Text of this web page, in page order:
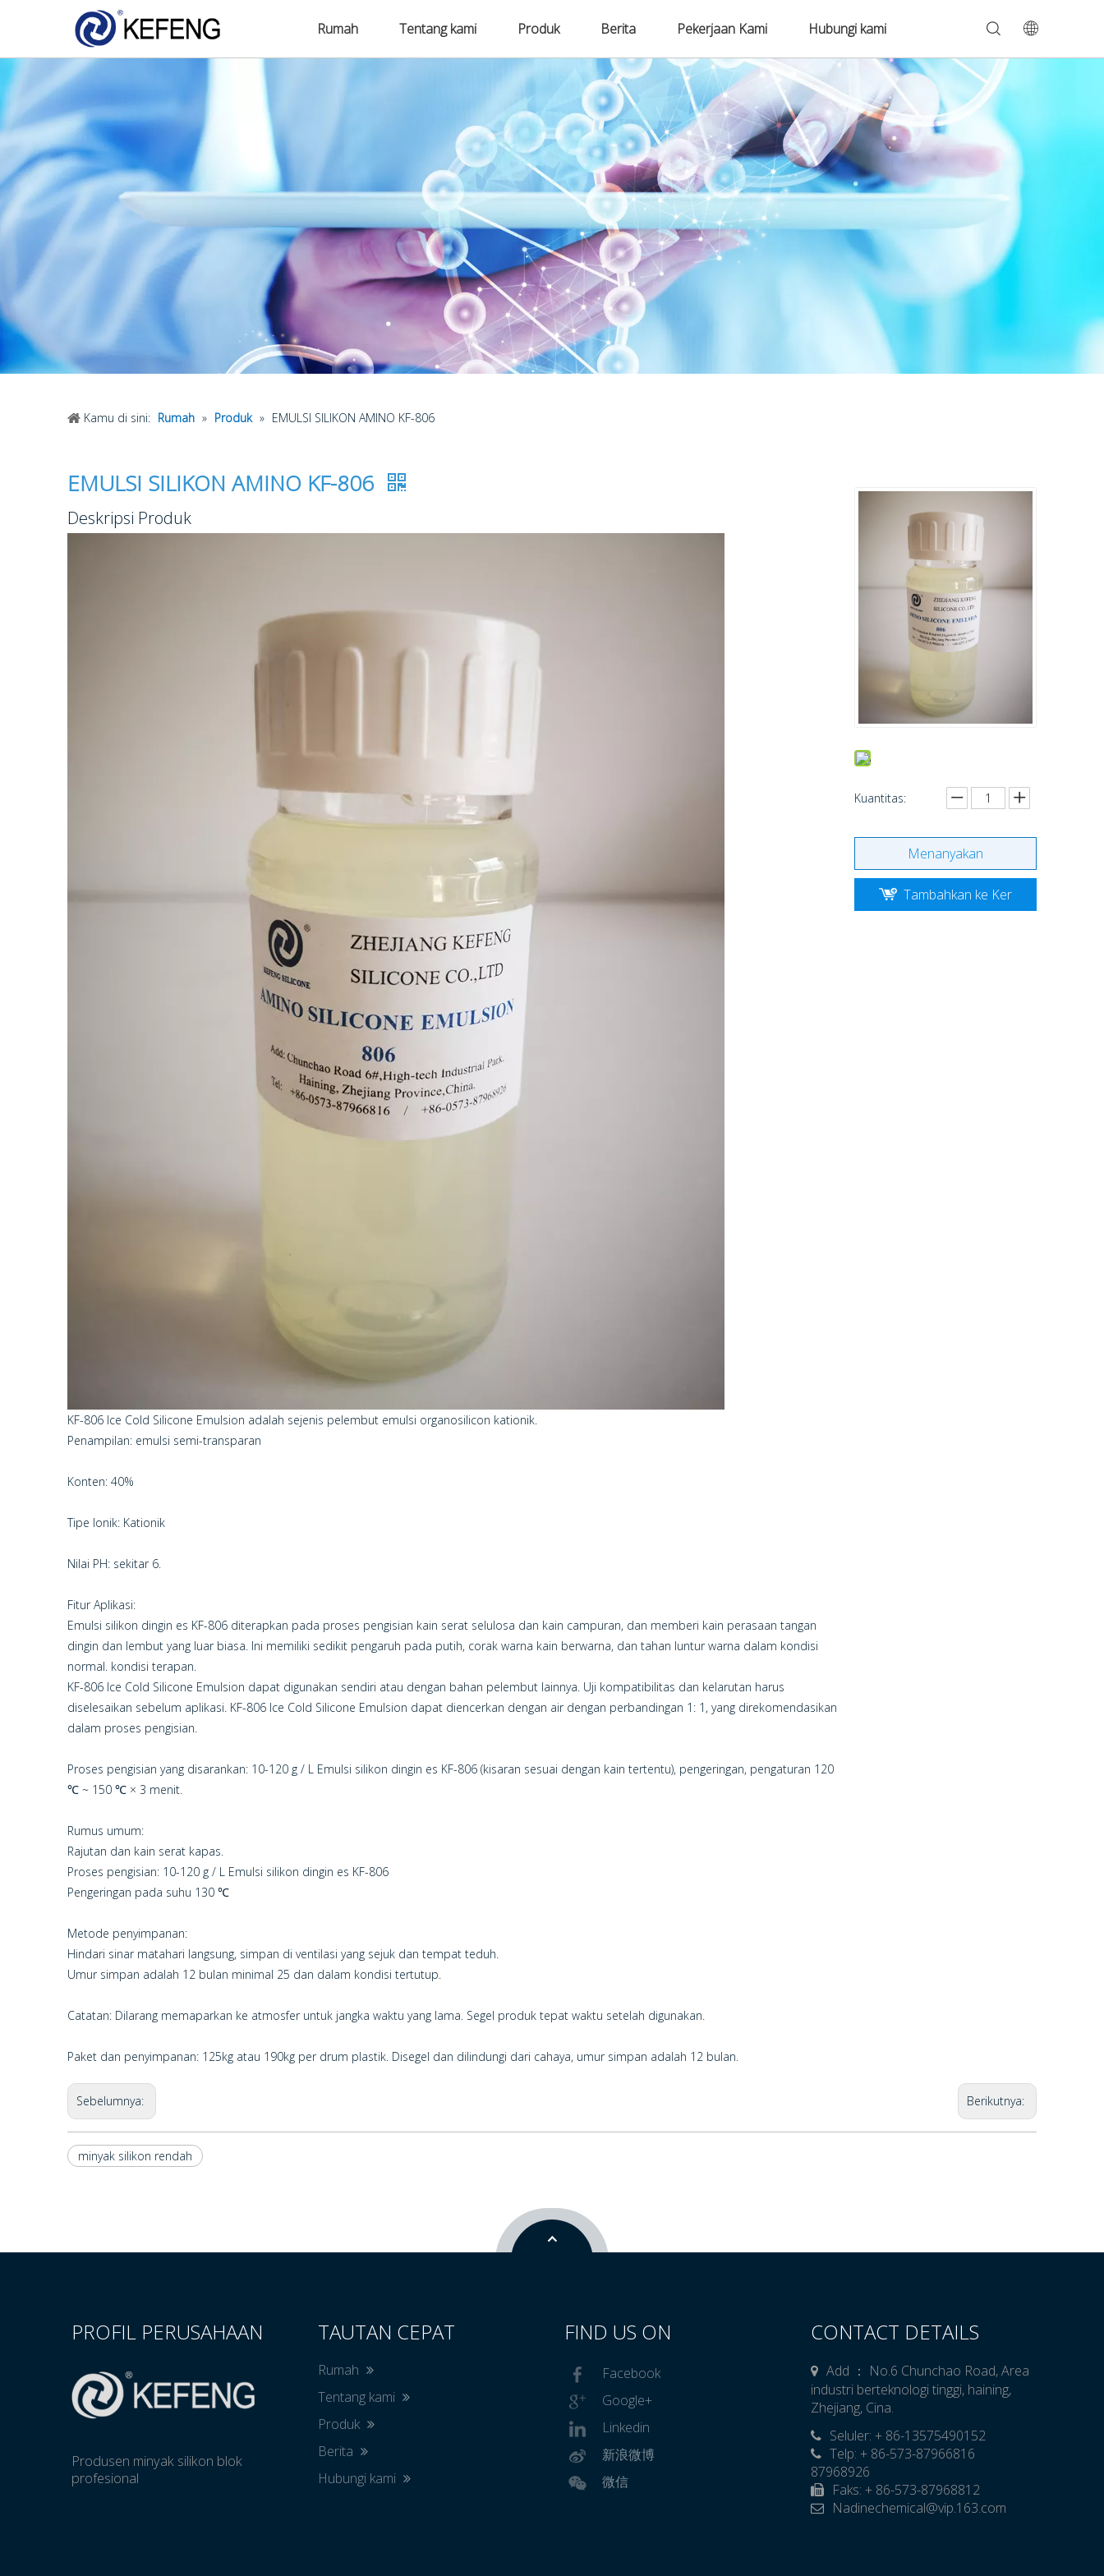
Rumah Tentang kami Produk Berita Pekerjaan Kami Hubungi kami
Kamu di sini: Rumah » Produk » EMULSI SILIKON AMINO KF-806
Kuantitas:
Menanyakan
Tambahkan ke Ker
EMULSI SILIKON AMINO KF-806
Deskripsi Produk
KF-806 Ice Cold Silicone Emulsion adalah sejenis pelembut emulsi organosilicon kationik.
Penampilan: emulsi semi-transparan
Konten: 40%
Tipe Ionik: Kationik
Nilai PH: sekitar 6.
Fitur Aplikasi:
Emulsi silikon dingin es KF-806 diterapkan pada proses pengisian kain serat selulosa dan kain campuran, dan memberi kain perasaan tangan
dingin dan lembut yang luar biasa. Ini memiliki sedikit pengaruh pada putih, corak warna kain berwarna, dan tahan luntur warna dalam kondisi
normal. kondisi terapan.
KF-806 Ice Cold Silicone Emulsion dapat digunakan sendiri atau dengan bahan pelembut lainnya. Uji kompatibilitas dan kelarutan harus
diselesaikan sebelum aplikasi. KF-806 Ice Cold Silicone Emulsion dapat diencerkan dengan air dengan perbandingan 1: 1, yang direkomendasikan
dalam proses pengisian.
Proses pengisian yang disarankan: 10-120 g / L Emulsi silikon dingin es KF-806 (kisaran sesuai dengan kain tertentu), pengeringan, pengaturan 120
℃ ~ 150 ℃ × 3 menit.
Rumus umum:
Rajutan dan kain serat kapas.
Proses pengisian: 10-120 g / L Emulsi silikon dingin es KF-806
Pengeringan pada suhu 130 ℃
Metode penyimpanan:
Hindari sinar matahari langsung, simpan di ventilasi yang sejuk dan tempat teduh.
Umur simpan adalah 12 bulan minimal 25 dan dalam kondisi tertutup.
Catatan: Dilarang memaparkan ke atmosfer untuk jangka waktu yang lama. Segel produk tepat waktu setelah digunakan.
Paket dan penyimpanan: 125kg atau 190kg per drum plastik. Disegel dan dilindungi dari cahaya, umur simpan adalah 12 bulan.
Sebelumnya: Berikutnya:
minyak silikon rendah
PROFIL PERUSAHAAN
Produsen minyak silikon blok
profesional
TAUTAN CEPAT
Rumah
Tentang kami
Produk
Berita
Hubungi kami
FIND US ON
Facebook
Google+
Linkedin
新浪微博
微信
CONTACT DETAILS
Add ： No.6 Chunchao Road, Area
industri berteknologi tinggi, haining,
Zhejiang, Cina.

Seluler: + 86-13575490152
Telp: + 86-573-87966816
87968926
Faks: + 86-573-87968812
 Nadinechemical@vip.163.com